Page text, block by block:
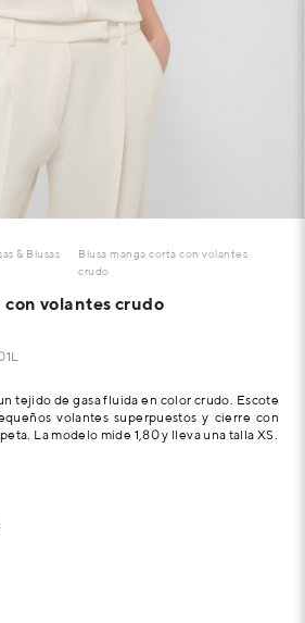
& Blusas
Blusa manga corta con volantes
crudo
volantes crudo
tejido de gasa fluida en color crudo. Escote
volantes superpuestos y cierre con
La modelo mide 1,80 y lleva una talla XS.